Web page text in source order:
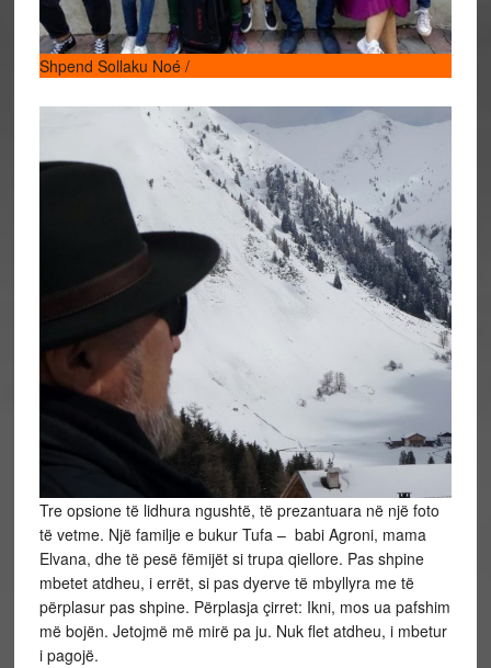
Shpend Sollaku Noé /
Tre opsione të lidhura ngushtë, të prezantuara në një foto
të vetme. Një familje e bukur Tufa – babi Agroni, mama
Elvana, dhe të pesë fëmijët si trupa qiellore. Pas shpine
mbetet atdheu, i errët, si pas dyerve të mbyllyra me të
përplasur pas shpine. Përplasja çirret: Ikni, mos ua pafshim
më bojën. Jetojmë më mirë pa ju. Nuk flet atdheu, i mbetur
i pagojë.